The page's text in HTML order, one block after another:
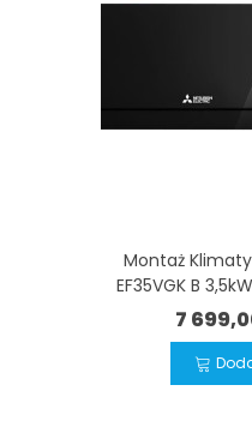
Montaż
EF35VGK B
7